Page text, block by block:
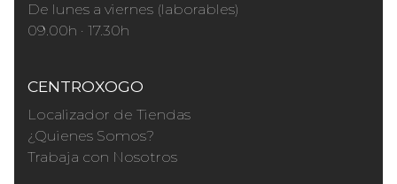
De lunes a viernes (laborables)
09.00h · 17.30h
CENTROXOGO
Localizador de Tiendas
¿Quienes Somos?
Trabaja con Nosotros